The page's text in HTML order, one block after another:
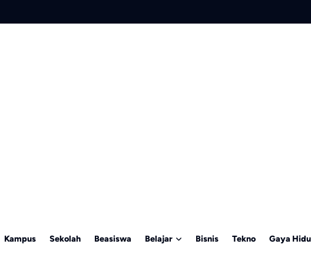
Kampus Sekolah Beasiswa Belajar Bisnis Tekno Gaya